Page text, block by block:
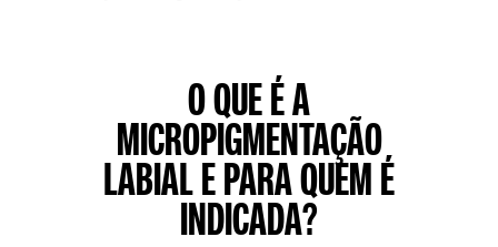
O QUE É A
MICROPIGMENTAÇÃO
LABIAL E PARA QUEM É
INDICADA?